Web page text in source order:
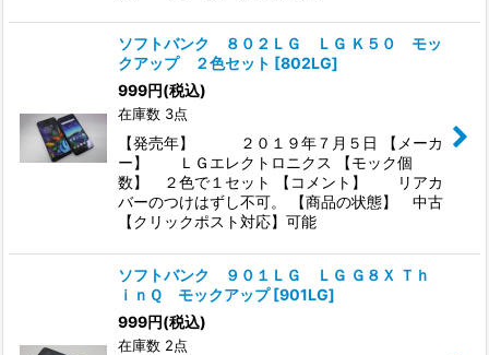
ソフトバンク ８０２ＬＧ ＬＧ Ｋ５０ モッ
クアップ ２色セット [802LG]
999円(税込)
在庫数 3点
【発売年】 ２０１９年７月５日 【メーカ
ー】 ＬＧエレクトロニクス 【モック個
数】 ２色で１セット 【コメント】 リアカ
バーのつけはずし不可。 【商品の状態】 中古
【クリックポスト対応】可能
ソフトバンク ９０１ＬＧ ＬＧ Ｇ８Ｘ Ｔｈ
ｉｎＱ モックアップ [901LG]
999円(税込)
在庫数 2点